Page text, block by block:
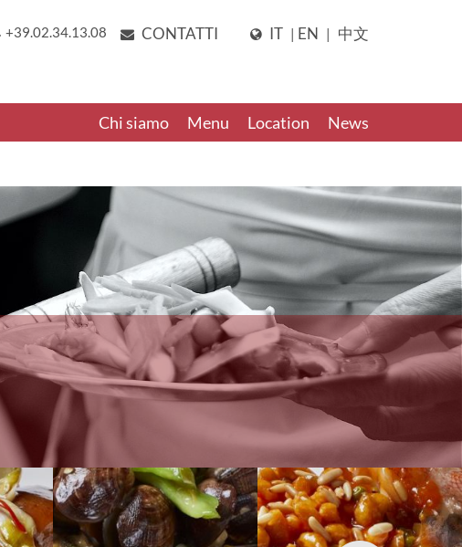
+39.02.34.13.08 CONTATTI IT | EN | 中文
Chi siamo Menu Location News